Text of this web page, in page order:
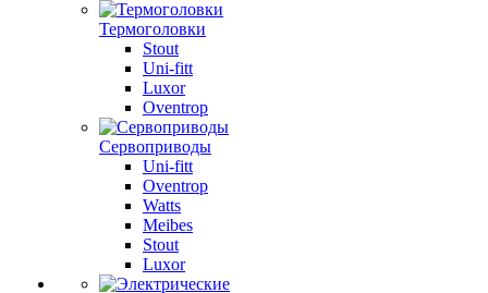
Термоголовки
Stout
Uni-fitt
Luxor
Oventrop
Сервоприводы
Uni-fitt
Oventrop
Watts
Meibes
Stout
Luxor